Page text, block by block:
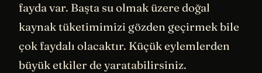
fayda var. Başta su olmak üzere doğal
kaynak tüketimimizi gözden geçirmek bile
çok faydalı olacaktır. Küçük eylemlerden
büyük etkiler de yaratabilirsiniz.